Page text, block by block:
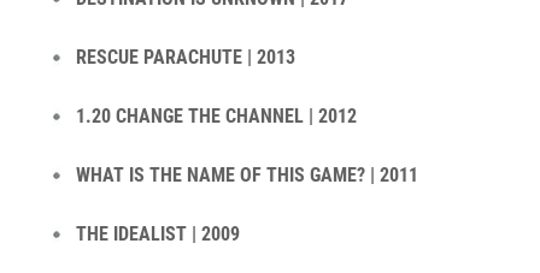
RESCUE PARACHUTE | 2013
1.20 CHANGE THE CHANNEL | 2012
WHAT IS THE NAME OF THIS GAME? | 2011
THE IDEALIST | 2009